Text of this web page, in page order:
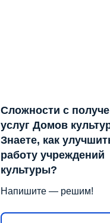
Сложности с
услуг Домов
Знаете, как
работу учреждений
культуры?
Напишите — решим!